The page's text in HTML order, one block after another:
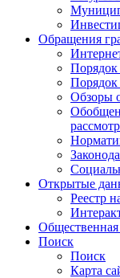
Обращения
Порядок
Порядок
Обзоры
Открытые
Реестр
Поиск
Поиск
Карта